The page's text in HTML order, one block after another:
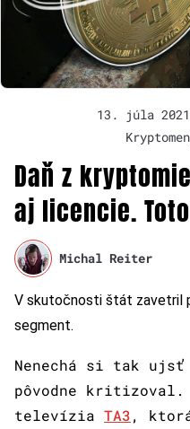
13. júla 2021
Daň z
aj licencie.
Michal Reiter
V skutočnosti štát zavetril
segment.
Nenechá si tak
pôvodne kritizoval.
televízia TA3,